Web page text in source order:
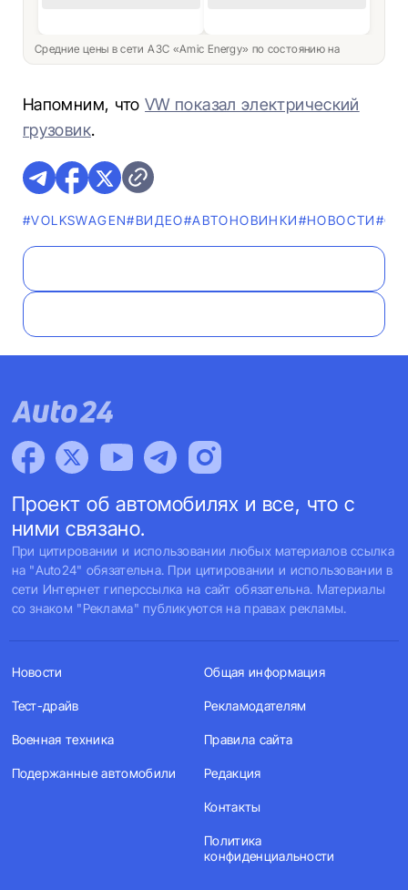
Средние цены в сети АЗС «Amic Energy» по состоянию на
Напомним, чтоVW показал электрический
грузовик.
#VOLKSWAGEN#ВИДЕО#AВТОНОВИНКИ#НОВОСТИ
Проект об автомобилях и все, что с
ними связано.
При цитировании и использовании любых материалов ссылка
на "Auto24" обязательна. При цитировании и использовании в
сети Интернет гиперссылка на сайт обязательна. Материалы
со знаком "Реклама" публикуются на правах рекламы.
Новости
Тест-драйв
Военная техника
Подержанные автомобили
Общая информация
Рекламодателям
Правила сайта
Редакция
Контакты
Политика
конфиденциальности